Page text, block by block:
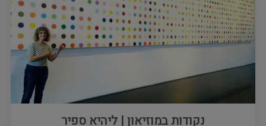
נקודות במוזיאון | ליהיא ספיר